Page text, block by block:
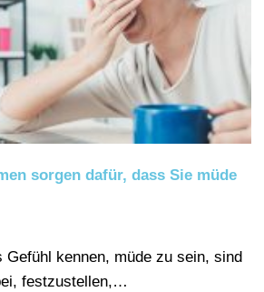
sorgen dafür, dass Sie müde
Gefühl kennen, müde zu sein, sind
festzustellen,…